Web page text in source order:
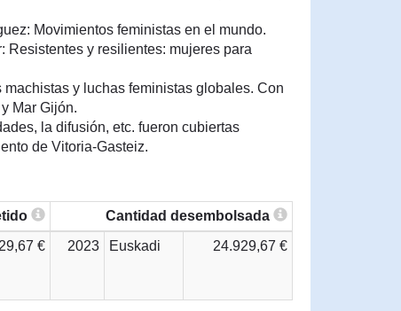
Movimientos feministas en el mundo.
Resistentes y resilientes: mujeres para
y luchas feministas globales. Con
Mar Gijón.
la difusión, etc. fueron cubiertas
de Vitoria-Gasteiz.
Cantidad desembolsada
€ 2023 Euskadi 24.929,67 €